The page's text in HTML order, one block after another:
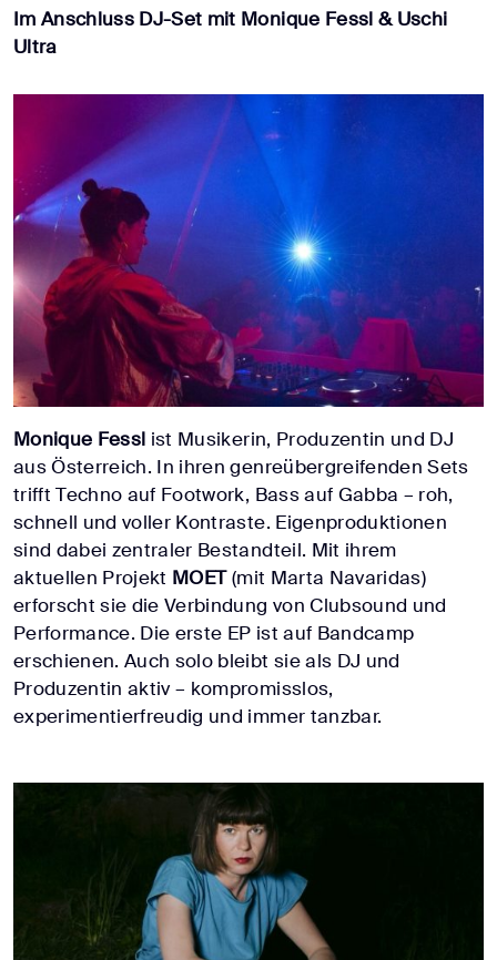
Im Anschluss DJ-Set mit Monique Fessl & Uschi
Ultra
Monique Fessl ist Musikerin, Produzentin und DJ
aus Österreich. In ihren genreübergreifenden Sets
trifft Techno auf Footwork, Bass auf Gabba – roh,
schnell und voller Kontraste. Eigenproduktionen
sind dabei zentraler Bestandteil. Mit ihrem
aktuellen Projekt MOET(mit Marta Navaridas)
erforscht sie die Verbindung von Clubsound und
Performance. Die erste EP ist auf Bandcamp
erschienen. Auch solo bleibt sie als DJ und
Produzentin aktiv – kompromisslos,
experimentierfreudig und immer tanzbar.